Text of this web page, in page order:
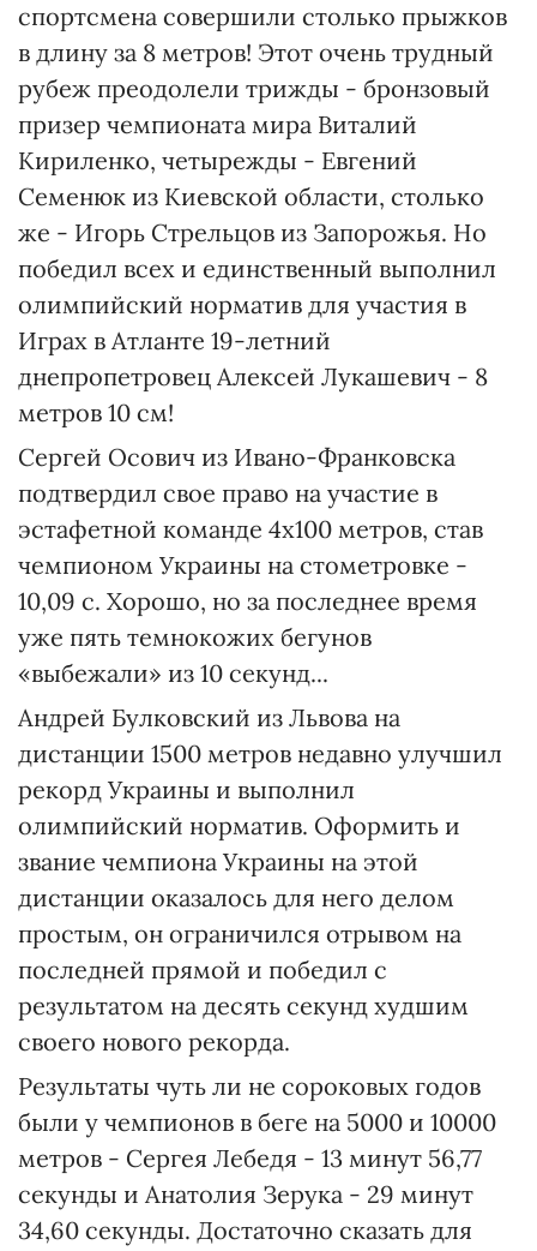
спортсмена совершили столько прыжков
в длину за 8 метров! Этот очень трудный
рубеж преодолели трижды - бронзовый
призер чемпионата мира Виталий
Кириленко, четырежды - Евгений
Семенюк из Киевской области, столько
же - Игорь Стрельцов из Запорожья. Но
победил всех и единственный выполнил
олимпийский норматив для участия в
Играх в Атланте 19-летний
днепропетровец Алексей Лукашевич - 8
метров 10 см!
Сергей Осович из Ивано-Франковска
подтвердил свое право на участие в
эстафетной команде 4х100 метров, став
чемпионом Украины на стометровке -
10,09 с. Хорошо, но за последнее время
уже пять темнокожих бегунов
«выбежали» из 10 секунд...
Андрей Булковский из Львова на
дистанции 1500 метров недавно улучшил
рекорд Украины и выполнил
олимпийский норматив. Оформить и
звание чемпиона Украины на этой
дистанции оказалось для него делом
простым, он ограничился отрывом на
последней прямой и победил с
результатом на десять секунд худшим
своего нового рекорда.
Результаты чуть ли не сороковых годов
были у чемпионов в беге на 5000 и 10000
метров - Сергея Лебедя - 13 минут 56,77
секунды и Анатолия Зерука - 29 минут
34,60 секунды. Достаточно сказать для